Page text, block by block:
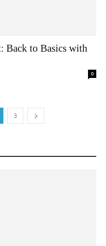
Back to Basics with
0
3